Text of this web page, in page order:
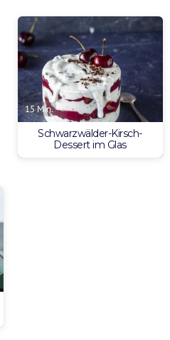
15 Min.
Schwarzwälder-Kirsch-
Dessert im Glas